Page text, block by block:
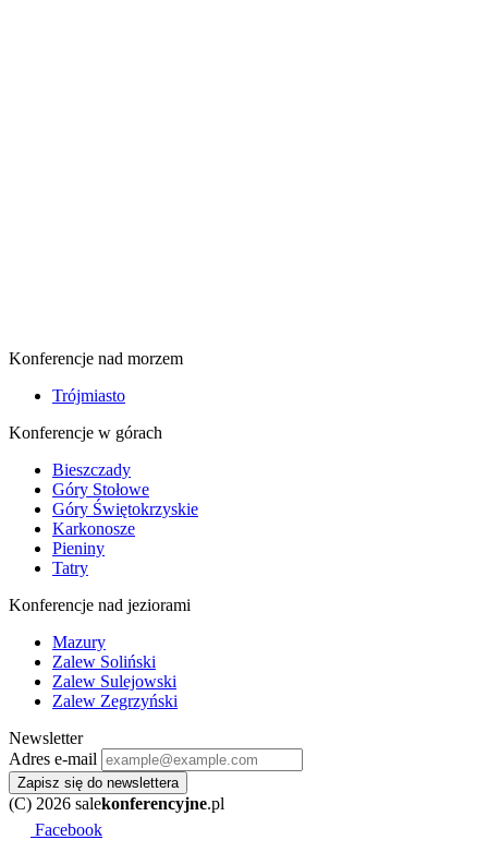
Konferencje nad morzem
Trójmiasto
Konferencje w górach
Bieszczady
Góry Stołowe
Góry Świętokrzyskie
Karkonosze
Pieniny
Tatry
Konferencje nad jeziorami
Mazury
Zalew Soliński
Zalew Sulejowski
Zalew Zegrzyński
Newsletter
Adres e-mail
Zapisz się do newslettera
(C) 2026 salekonferencyjne.pl
Facebook